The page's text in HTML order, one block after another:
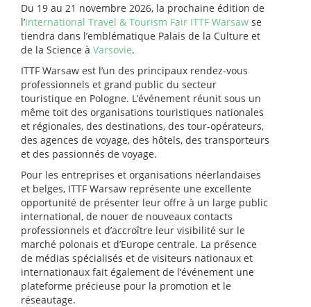
Du 19 au 21 novembre 2026, la prochaine édition de
l’International Travel & Tourism Fair ITTF Warsaw se
tiendra dans l’emblématique Palais de la Culture et
de la Science à Varsovie.
ITTF Warsaw est l’un des principaux rendez-vous
professionnels et grand public du secteur
touristique en Pologne. L’événement réunit sous un
même toit des organisations touristiques nationales
et régionales, des destinations, des tour-opérateurs,
des agences de voyage, des hôtels, des transporteurs
et des passionnés de voyage.
Pour les entreprises et organisations néerlandaises
et belges, ITTF Warsaw représente une excellente
opportunité de présenter leur offre à un large public
international, de nouer de nouveaux contacts
professionnels et d’accroître leur visibilité sur le
marché polonais et d’Europe centrale. La présence
de médias spécialisés et de visiteurs nationaux et
internationaux fait également de l’événement une
plateforme précieuse pour la promotion et le
réseautage.